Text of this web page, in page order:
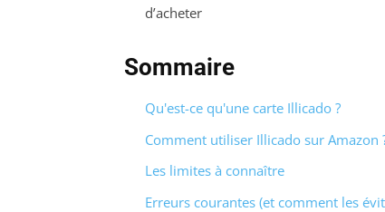
d’acheter
Sommaire
Qu'est-ce qu'une carte Illicado ?
Comment utiliser Illicado sur Amazon
Les limites à connaître
Erreurs courantes (et comment les